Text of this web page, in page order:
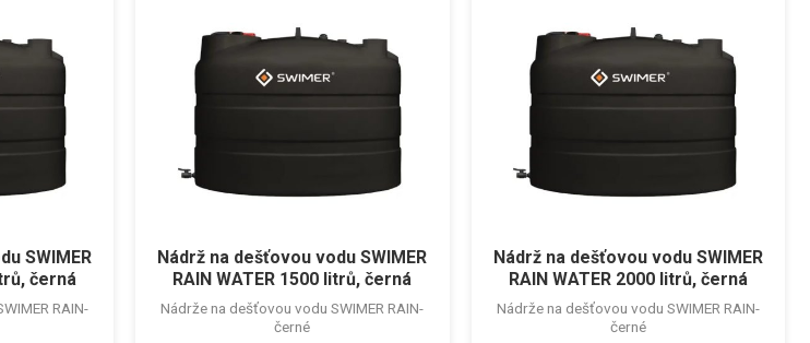
SWIMER
černá
RAIN-
Nádrž na dešťovou vodu SWIMER
RAIN WATER 1500 litrů, černá
Nádrže na dešťovou vodu SWIMER RAIN-
černé
Nádrž na dešťovou vodu SWIMER
RAIN WATER 2000 litrů, černá
Nádrže na dešťovou vodu SWIMER RAIN-
černé